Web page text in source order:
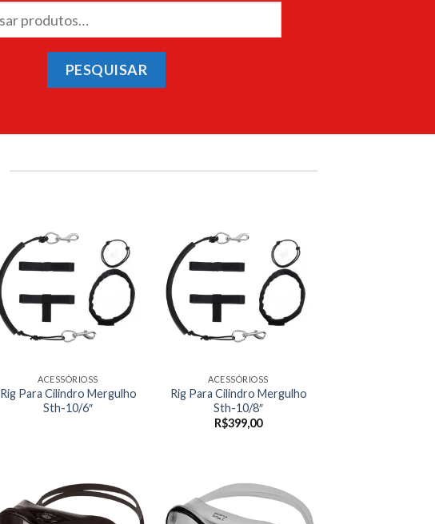
PESQUISAR
ACESSÓRIOSS
Rig Para Cilindro Mergulho
Sth-10/6″
ACESSÓRIOSS
Rig Para Cilindro Mergulho
Sth-10/8″
R$399,00